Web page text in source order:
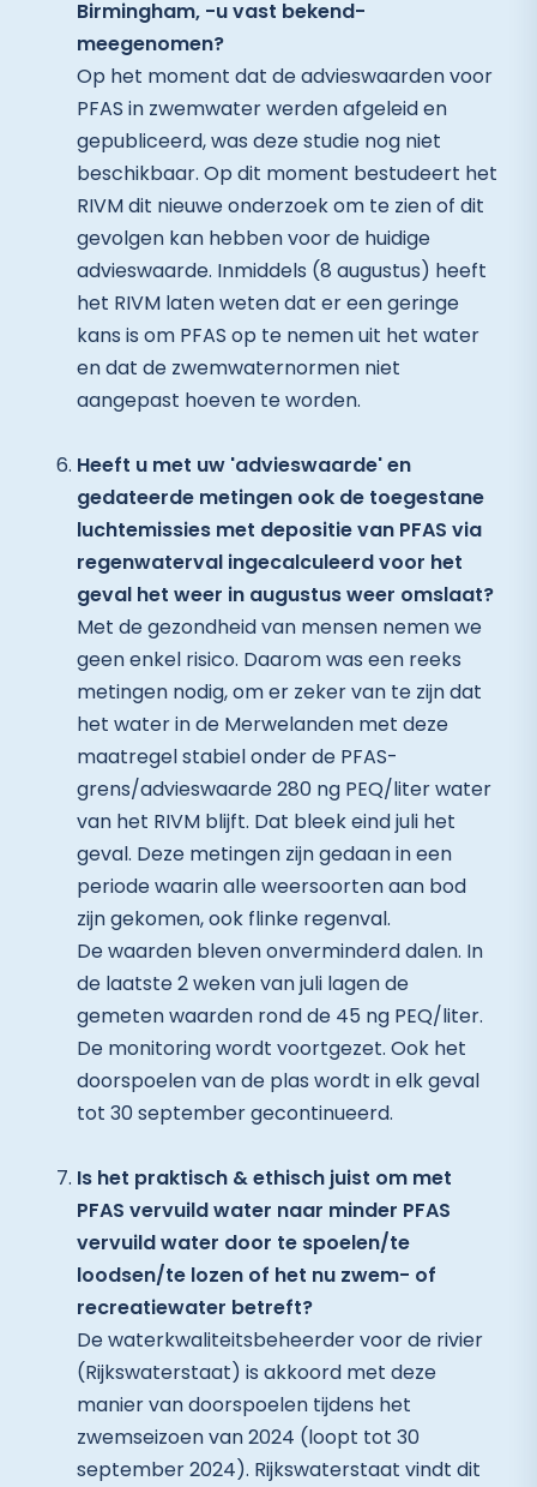
Birmingham, -u vast bekend-
meegenomen?
Op het moment dat de advieswaarden voor
PFAS in zwemwater werden afgeleid en
gepubliceerd, was deze studie nog niet
beschikbaar. Op dit moment bestudeert het
RIVM dit nieuwe onderzoek om te zien of dit
gevolgen kan hebben voor de huidige
advieswaarde. Inmiddels (8 augustus) heeft
het RIVM laten weten dat er een geringe
kans is om PFAS op te nemen uit het water
en dat de zwemwaternormen niet
aangepast hoeven te worden.
Heeft u met uw 'advieswaarde' en
gedateerde metingen ook de toegestane
luchtemissies met depositie van PFAS via
regenwaterval ingecalculeerd voor het
geval het weer in augustus weer omslaat?
Met de gezondheid van mensen nemen we
geen enkel risico. Daarom was een reeks
metingen nodig, om er zeker van te zijn dat
het water in de Merwelanden met deze
maatregel stabiel onder de PFAS-
grens/advieswaarde 280 ng PEQ/liter water
van het RIVM blijft. Dat bleek eind juli het
geval. Deze metingen zijn gedaan in een
periode waarin alle weersoorten aan bod
zijn gekomen, ook flinke regenval.
De waarden bleven onverminderd dalen. In
de laatste 2 weken van juli lagen de
gemeten waarden rond de 45 ng PEQ/liter.
De monitoring wordt voortgezet. Ook het
doorspoelen van de plas wordt in elk geval
tot 30 september gecontinueerd.
Is het praktisch & ethisch juist om met
PFAS vervuild water naar minder PFAS
vervuild water door te spoelen/te
loodsen/te lozen of het nu zwem- of
recreatiewater betreft?
De waterkwaliteitsbeheerder voor de rivier
(Rijkswaterstaat) is akkoord met deze
manier van doorspoelen tijdens het
zwemseizoen van 2024 (loopt tot 30
september 2024). Rijkswaterstaat vindt dit